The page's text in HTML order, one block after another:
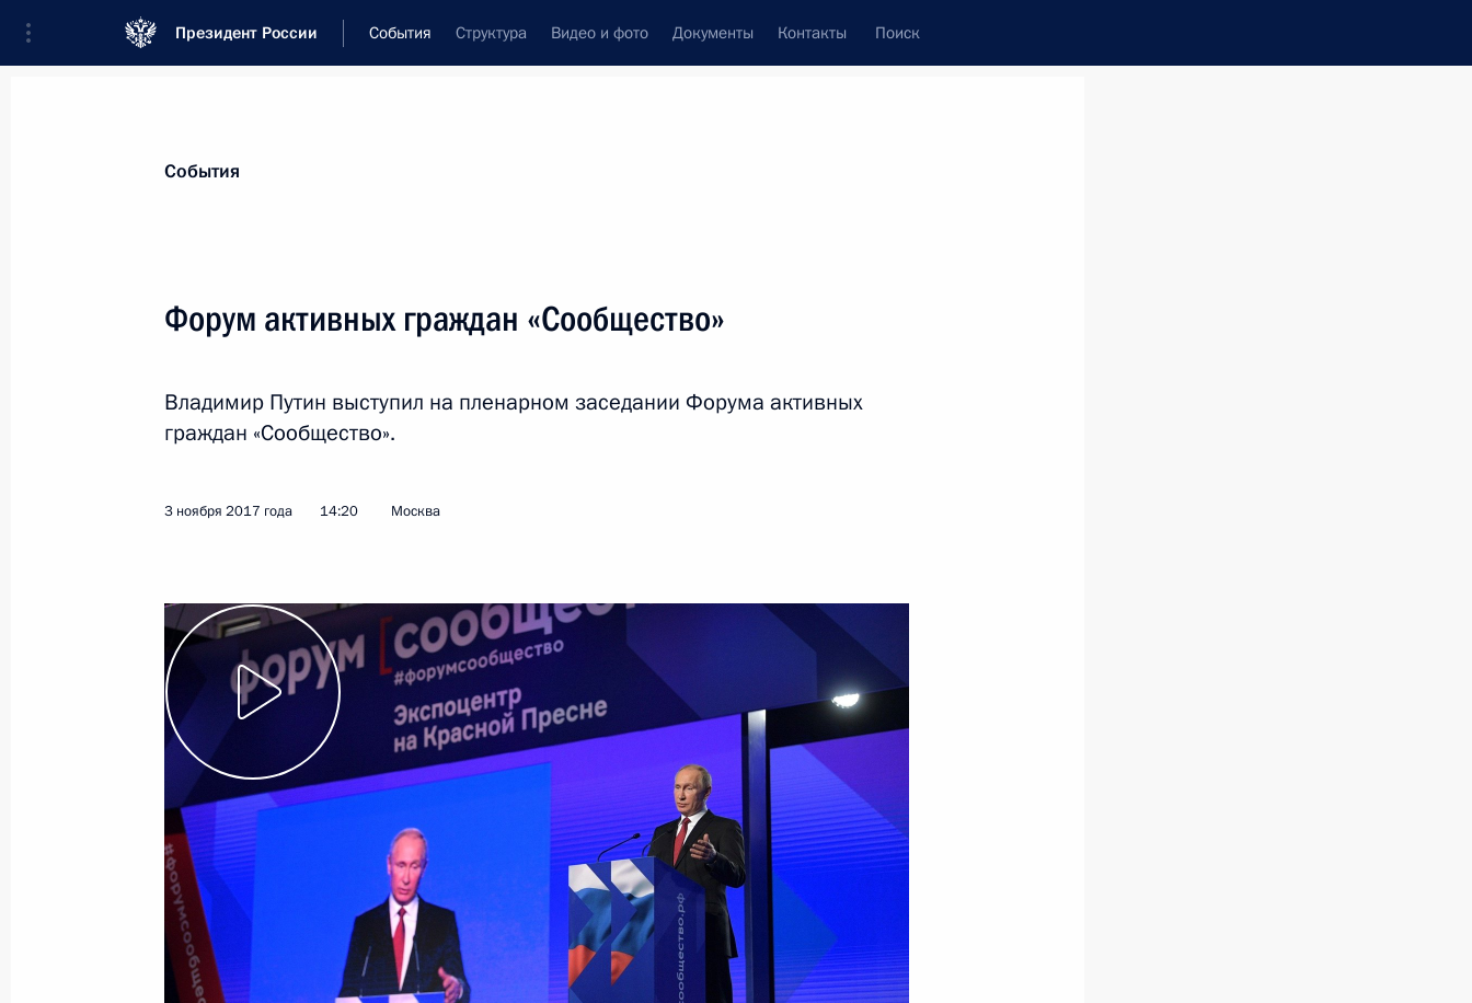
Президент России События Структура Видео и фото Документы Контакты Поиск
Новости
9 ноября 2017 года, 16:15 Челябинск
Владимир Путин прибыл в Челябинск
9 ноября 2017 года, 14:30 Челябинск
Приветствие организаторам, участникам и гостям чемпионата
мира по самбо
9 ноября 2017 года, 09:00
8 ноября 2017 года, среда
Статья Владимира Путина «XXV саммит АТЭС в Дананге: вместе
События
Форум активных граждан «Сообщество»
Владимир Путин выступил на пленарном заседании Форума активных
граждан «Сообщество».
3 ноября 2017 года 14:20 Москва